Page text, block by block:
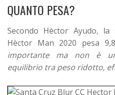
QUANTO PESA?
Secondo Hèctor Ayudo,
Hèctor Man 2020 pesa
importante ma non è
equilibrio tra peso ridotto,